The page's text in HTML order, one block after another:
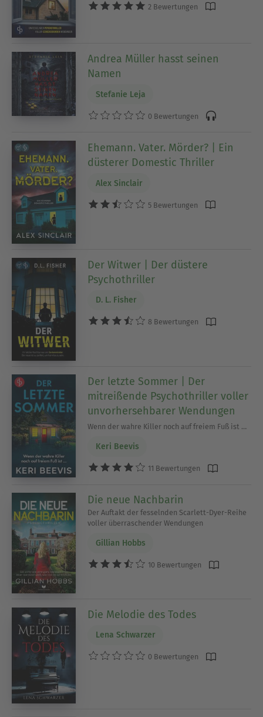
2 Bewertungen
Andrea Müller hasst seinen
Namen
Stefanie Leja
0 Bewertungen
Ehemann. Vater. Mörder? | Ein
düsterer Domestic Thriller
Alex Sinclair
5 Bewertungen
Der Witwer | Der düstere
Psychothriller
D. L. Fisher
8 Bewertungen
Der letzte Sommer | Der
mitreißende Psychothriller voller
unvorhersehbarer Wendungen
Wenn der wahre Killer noch auf freiem Fuß ist …
Keri Beevis
11 Bewertungen
Die neue Nachbarin
Der Auftakt der fesselnden Scarlett-Dyer-Reihe
voller überraschender Wendungen
Gillian Hobbs
10 Bewertungen
Die Melodie des Todes
Lena Schwarzer
0 Bewertungen